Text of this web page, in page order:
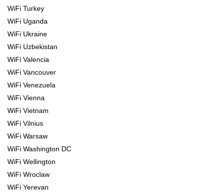
WiFi Turkey
WiFi Uganda
WiFi Ukraine
WiFi Uzbekistan
WiFi Valencia
WiFi Vancouver
WiFi Venezuela
WiFi Vienna
WiFi Vietnam
WiFi Vilnius
WiFi Warsaw
WiFi Washington DC
WiFi Wellington
WiFi Wroclaw
WiFi Yerevan